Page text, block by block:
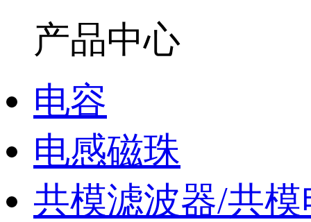
产品中心
电容
电感磁珠
共模滤波器/共模